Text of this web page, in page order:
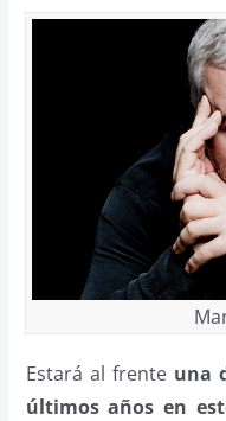
Estará al frente una
últimos años en